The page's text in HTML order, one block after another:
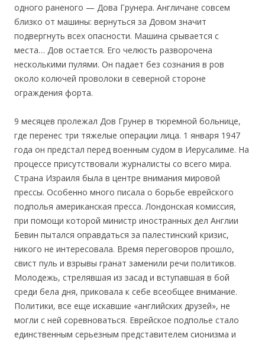
одного раненого — Дова Грунера. Англичане совсем
близко от машины: вернуться за Довом значит
подвергнуть всех опасности. Машина срывается с
места… Дов остается. Его челюсть разворочена
несколькими пулями. Он падает без сознания в ров
около колючей проволоки в северной стороне
ограждения форта.
9 месяцев пролежал Дов Грунер в тюремной больнице,
где перенес три тяжелые операции лица. 1 января 1947
года он предстал перед военным судом в Иерусалиме. На
процессе присутствовали журналисты со всего мира.
Страна Израиля была в центре внимания мировой
прессы. Особенно много писала о борьбе еврейского
подполья американская пресса. Лондонская комиссия,
при помощи которой министр иностранных дел Англии
Бевин пытался оправдаться за палестинский кризис,
никого не интересовала. Время переговоров прошло,
свист пуль и взрывы гранат заменили речи политиков.
Молодежь, стрелявшая из засад и вступавшая в бой
среди бела дня, приковала к себе всеобщее внимание.
Политики, все еще искавшие «английских друзей», не
могли с ней соревноваться. Еврейское подполье стало
единственным серьезным представителем сионизма и